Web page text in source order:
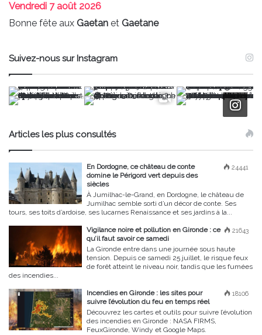
Vendredi 7 août 2026
Bonne fête aux Gaetan et Gaetane
Suivez-nous sur Instagram
Articles les plus consultés
24441
En Dordogne, ce château de conte
domine le Périgord vert depuis des
siècles
À Jumilhac-le-Grand, en Dordogne, le château de
Jumilhac semble sorti d’un décor de conte. Ses
tours, ses toits d’ardoise, ses lucarnes Renaissance et ses jardins à la...
21643
Vigilance noire et pollution en Gironde : ce
qu’il faut savoir ce samedi
La Gironde entre dans une journée sous haute
tension. Depuis ce samedi 25 juillet, le risque feux
de forêt atteint le niveau noir, tandis que les fumées
des incendies...
18106
Incendies en Gironde : les sites pour
suivre l’évolution du feu en temps réel
Découvrez les cartes et outils pour suivre l’évolution
des incendies en Gironde : NASA FIRMS,
FeuxGironde, Windy et Google Maps.